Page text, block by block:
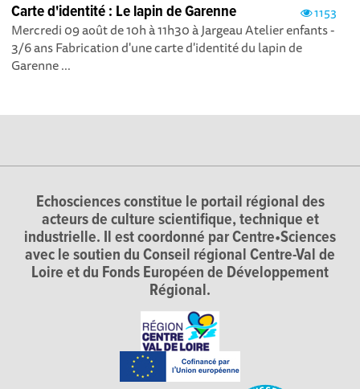
1153
Carte d'identité : Le lapin de Garenne
Mercredi 09 août de 10h à 11h30 à Jargeau Atelier enfants -
3/6 ans Fabrication d'une carte d'identité du lapin de
Garenne ...
Echosciences constitue le portail régional des
acteurs de culture scientifique, technique et
industrielle. Il est coordonné par Centre•Sciences
avec le soutien du Conseil régional Centre-Val de
Loire et du Fonds Européen de Développement
Régional.